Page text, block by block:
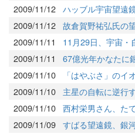
2009/11/12 ハッブル宇宙望遠
2009/11/12 故倉賀野祐弘氏の
2009/11/11
11月29日、宇宙・
2009/11/11
67億光年かなたに
2009/11/10
「はやぶさ」のイ
2009/11/10
主星の自転に逆行
2009/11/10 西村栄男さん、た
2009/11/09 すばる望遠鏡、銀